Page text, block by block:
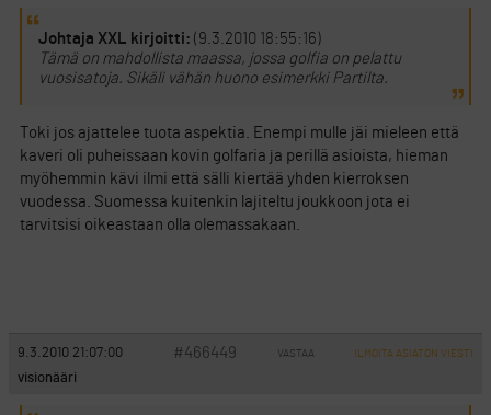
Johtaja XXL kirjoitti: (9.3.2010 18:55:16)
Tämä on mahdollista maassa, jossa golfia on pelattu
vuosisatoja. Sikäli vähän huono esimerkki Partilta.
Toki jos ajattelee tuota aspektia. Enempi mulle jäi mieleen että
kaveri oli puheissaan kovin golfaria ja perillä asioista, hieman
myöhemmin kävi ilmi että sälli kiertää yhden kierroksen
vuodessa. Suomessa kuitenkin lajiteltu joukkoon jota ei
tarvitsisi oikeastaan olla olemassakaan.
9.3.2010 21:07:00 #466449 VASTAA ILMOITA ASIATON VIESTI
visionääri